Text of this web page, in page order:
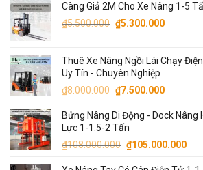
là:
₫71.000.000.
tại
Càng Giả 2M Cho Xe Nâng 1-5
₫5.500.000 Giá
₫5.500.000.
₫5.300.000Giá
là:
Thuê Xe Nâng Ngồi Lái Chạy
Uy Tín - Chuyên Nghiệp
₫8.000.000 Giá
là:
₫8.000.000.
₫7.500.000Giá
tại
Bửng Nâng Di Động - Dock Nâng
Lực 1-1.5-2 Tấn
₫108.000.000 Giá
₫105.000.000Giá